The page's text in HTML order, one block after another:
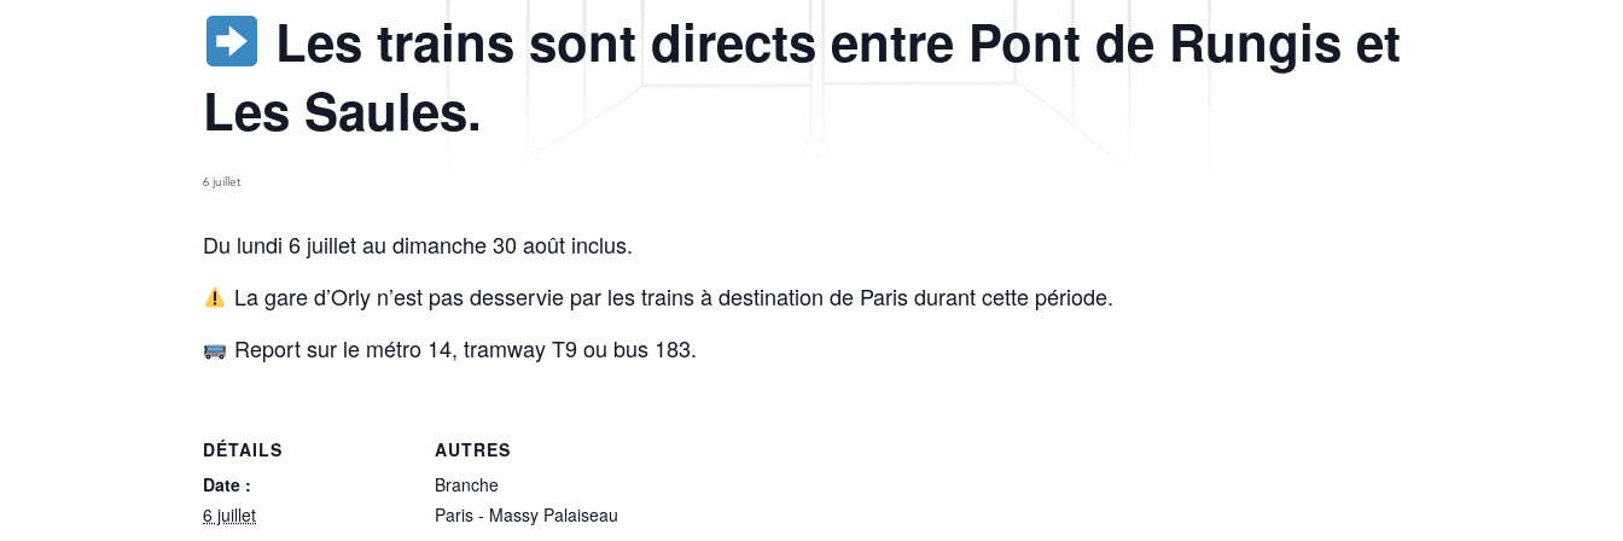
Les trains sont directs entre Pont de Rungis et
Les Saules.
6 juillet
Du lundi 6 juillet au dimanche 30 août inclus.
La gare d’Orly n’est pas desservie par les trains à destination de Paris durant cette période.
Report sur le métro 14, tramway T9 ou bus 183.
DÉTAILS
Date :
6 juillet
AUTRES
Branche
Paris - Massy Palaiseau